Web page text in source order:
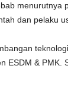
menurutnya
dan pelaku
ESDM & PMK.